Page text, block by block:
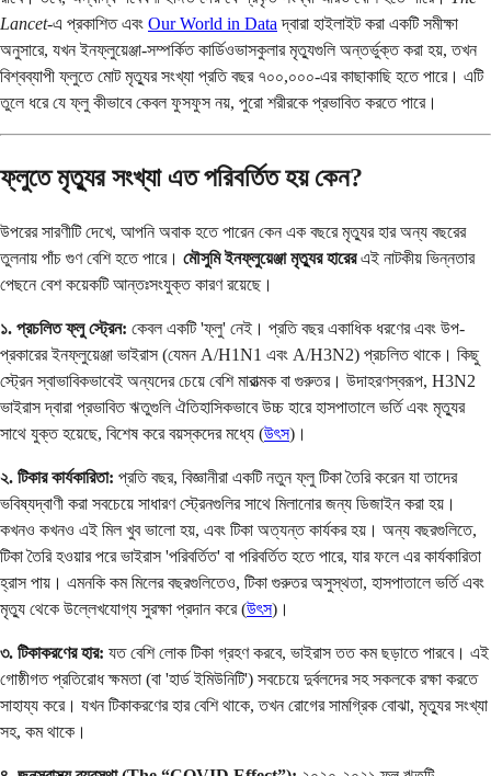
Lancet-এ প্রকাশিত এবং Our World in Data দ্বারা হাইলাইট করা একটি সমীক্ষা
অনুসারে, যখন ইনফ্লুয়েঞ্জা-সম্পর্কিত কার্ডিওভাসকুলার মৃত্যুগুলি অন্তর্ভুক্ত করা হয়, তখন
বিশ্বব্যাপী ফ্লুতে মোট মৃত্যুর সংখ্যা প্রতি বছর ৭০০,০০০-এর কাছাকাছি হতে পারে। এটি
তুলে ধরে যে ফ্লু কীভাবে কেবল ফুসফুস নয়, পুরো শরীরকে প্রভাবিত করতে পারে।
ফ্লুতে মৃত্যুর সংখ্যা এত পরিবর্তিত হয় কেন?
উপরের সারণীটি দেখে, আপনি অবাক হতে পারেন কেন এক বছরে মৃত্যুর হার অন্য বছরের
তুলনায় পাঁচ গুণ বেশি হতে পারে। মৌসুমি ইনফ্লুয়েঞ্জা মৃত্যুর হারেরএই নাটকীয় ভিন্নতার
পেছনে বেশ কয়েকটি আন্তঃসংযুক্ত কারণ রয়েছে।
১. প্রচলিত ফ্লু স্ট্রেন: কেবল একটি 'ফ্লু' নেই। প্রতি বছর একাধিক ধরণের এবং উপ-
প্রকারের ইনফ্লুয়েঞ্জা ভাইরাস (যেমন A/H1N1 এবং A/H3N2) প্রচলিত থাকে। কিছু
স্ট্রেন স্বাভাবিকভাবেই অন্যদের চেয়ে বেশি মারাত্মক বা গুরুতর। উদাহরণস্বরূপ, H3N2
ভাইরাস দ্বারা প্রভাবিত ঋতুগুলি ঐতিহাসিকভাবে উচ্চ হারে হাসপাতালে ভর্তি এবং মৃত্যুর
সাথে যুক্ত হয়েছে, বিশেষ করে বয়স্কদের মধ্যে (উৎস)।
২. টিকার কার্যকারিতা: প্রতি বছর, বিজ্ঞানীরা একটি নতুন ফ্লু টিকা তৈরি করেন যা তাদের
ভবিষ্যদ্বাণী করা সবচেয়ে সাধারণ স্ট্রেনগুলির সাথে মিলানোর জন্য ডিজাইন করা হয়।
কখনও কখনও এই মিল খুব ভালো হয়, এবং টিকা অত্যন্ত কার্যকর হয়। অন্য বছরগুলিতে,
টিকা তৈরি হওয়ার পরে ভাইরাস 'পরিবর্তিত' বা পরিবর্তিত হতে পারে, যার ফলে এর কার্যকারিতা
হ্রাস পায়। এমনকি কম মিলের বছরগুলিতেও, টিকা গুরুতর অসুস্থতা, হাসপাতালে ভর্তি এবং
মৃত্যু থেকে উল্লেখযোগ্য সুরক্ষা প্রদান করে (উৎস)।
৩. টিকাকরণের হার: যত বেশি লোক টিকা গ্রহণ করবে, ভাইরাস তত কম ছড়াতে পারবে। এই
গোষ্ঠীগত প্রতিরোধ ক্ষমতা (বা 'হার্ড ইমিউনিটি') সবচেয়ে দুর্বলদের সহ সকলকে রক্ষা করতে
সাহায্য করে। যখন টিকাকরণের হার বেশি থাকে, তখন রোগের সামগ্রিক বোঝা, মৃত্যুর সংখ্যা
সহ, কম থাকে।